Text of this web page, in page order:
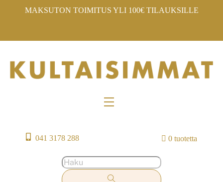
MAKSUTON TOIMITUS YLI 100€ TILAUKSILLE
Menu
041 3178 288 0 tuotetta